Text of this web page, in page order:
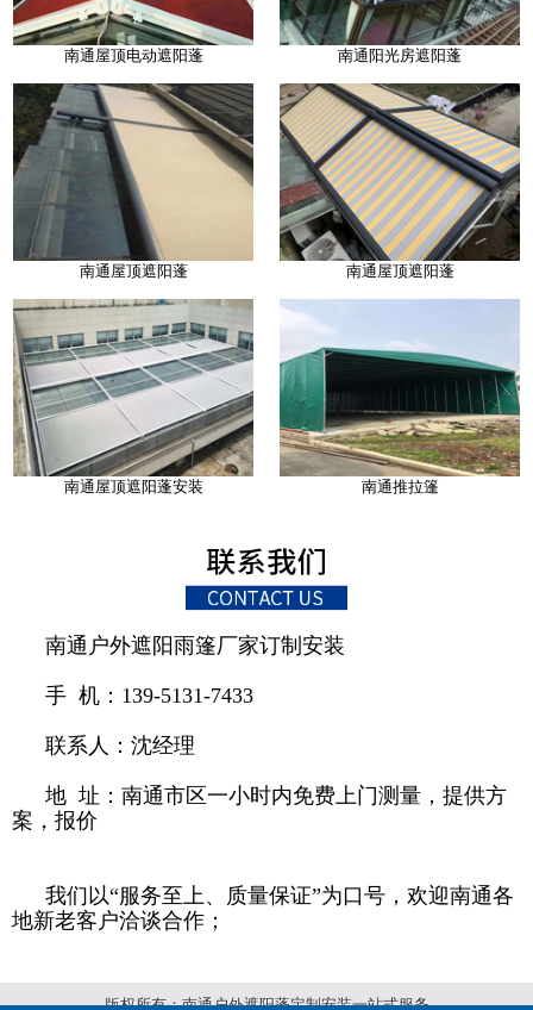
南通屋顶电动遮阳蓬 南通阳光房遮阳蓬
南通屋顶遮阳蓬 南通屋顶遮阳蓬
南通屋顶遮阳蓬安装 南通推拉篷
南通户外遮阳雨篷厂家订制安装
手 机：139-5131-7433
联系人：沈经理
地 址：南通市区一小时内免费上门测量，提供方
案，报价
我们以“服务至上、质量保证”为口号，欢迎南通各
地新老客户洽谈合作；
版权所有：南通户外遮阳蓬定制安装一站式服务